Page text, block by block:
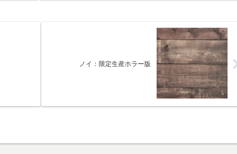
ノイ：限定生産ホラー版